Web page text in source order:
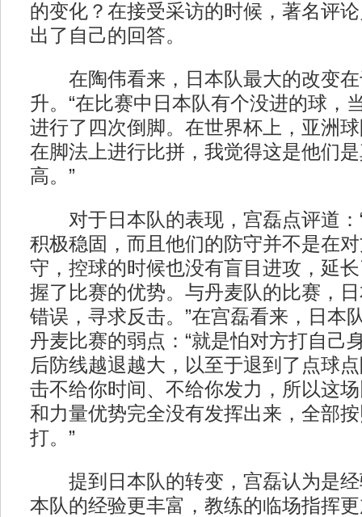
的变化？在接受采访的时候，著名评
出了自己的回答。
在陶伟看来，日本队最大的改变在
升。“在比赛中日本队有个没进的球，
进行了四次倒脚。在世界杯上，亚洲
在脚法上进行比拼，我觉得这是他们
高。”
对于日本队的表现，宫磊点评道：
积极稳固，而且他们的防守并不是在
守，控球的时候也没有盲目进攻，延
握了比赛的优势。与丹麦队的比赛，
错误，寻求反击。”在宫磊看来，日本
丹麦比赛的弱点：“就是怕对方打自己
后防线越退越大，以至于退到了点球
击不给你时间、不给你发力，所以这
和力量优势完全没有发挥出来，全部
打。”
提到日本队的转变，宫磊认为是经
本队的经验更丰富，教练的临场指挥